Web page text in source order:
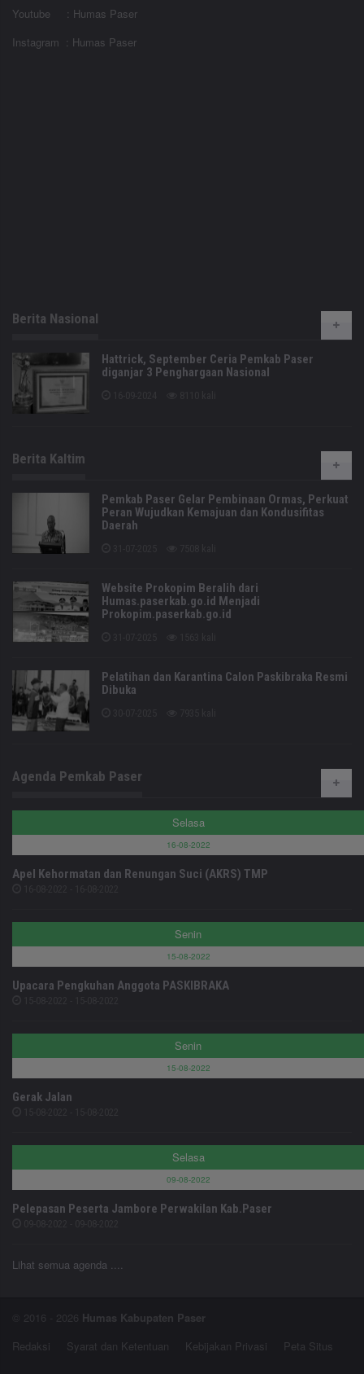
Youtube : Humas Paser
Instagram : Humas Paser
Berita Nasional
Hattrick, September Ceria Pemkab Paser
diganjar 3 Penghargaan Nasional
Berita Kaltim
Pemkab Paser Gelar Pembinaan Ormas, Perkuat
Peran Wujudkan Kemajuan dan Kondusifitas
Daerah
Website Prokopim Beralih dari
Humas.paserkab.go.id Menjadi
Prokopim.paserkab.go.id
Pelatihan dan Karantina Calon Paskibraka Resmi
Dibuka
Agenda Pemkab Paser
Selasa
16-08-2022
Apel Kehormatan dan Renungan Suci (AKRS) TMP
Senin
15-08-2022
Upacara Pengkuhan Anggota PASKIBRAKA
Senin
15-08-2022
Gerak Jalan
Selasa
09-08-2022
Pelepasan Peserta Jambore Perwakilan Kab.Paser
Lihat semua agenda ....
© 2016 - 2026 Humas Kabupaten Paser
Redaksi
Syarat dan Ketentuan Kebijakan Privasi Peta Situs